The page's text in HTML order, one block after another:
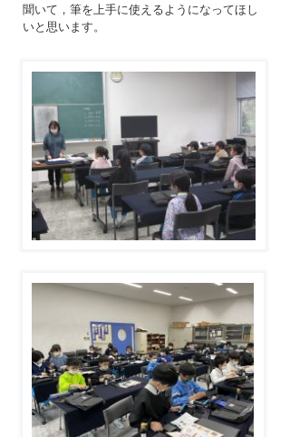
聞いて，筆を上手に使えるようになってほし
いと思います。